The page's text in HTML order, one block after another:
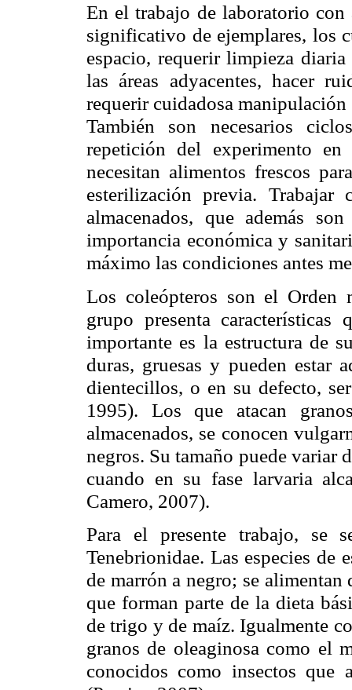
En el trabajo de laboratorio con
significativo de ejemplares, los
espacio, requerir limpieza
las áreas adyacentes, hacer
requerir cuidadosa
También son necesarios
repetición del experimento
necesitan alimentos frescos
esterilización previa. Trabajar
almacenados, que además
importancia económica y
máximo las condiciones antes
Los coleópteros son el Orden
grupo presenta
importante es la estructura de
duras, gruesas y pueden estar
dientecillos, o en su defecto,
1995). Los que atacan
almacenados, se conocen
negros. Su tamaño puede variar
cuando en su fase larvaria
Camero, 2007).
Para el presente trabajo, se
Tenebrionidae. Las especies de
de marrón a negro; se
que forman parte de la dieta
de trigo y de maíz. Igualmente
granos de oleaginosa como el
conocidos como insectos que